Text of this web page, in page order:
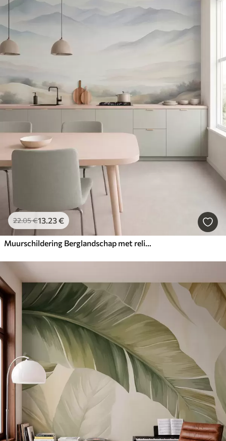
22.05€13 .23€